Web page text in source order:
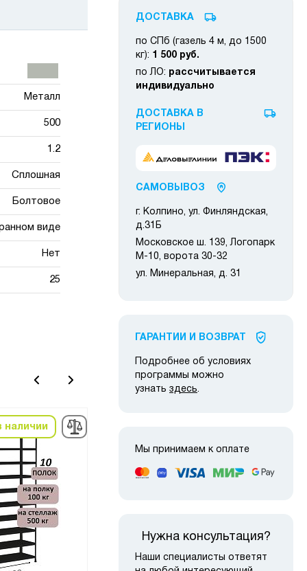
Металл
500
1.2
Сплошная
Болтовое
виде
Нет
25
наличии
ДОСТАВКА
по СПб (газель 4 м, до 1500
кг): 1 500 руб.
по ЛО: рассчитывается
индивидуально
ДОСТАВКА В
РЕГИОНЫ
САМОВЫВОЗ
г. Колпино, ул. Финляндская,
д.31Б
Московское ш. 139, Логопарк
М-10, ворота 30-32
ул. Минеральная, д. 31
ГАРАНТИИ И ВОЗВРАТ
Подробнее об условиях
программы можно
узнать здесь.
Мы принимаем к оплате
Нужна консультация?
Наши специалисты ответят